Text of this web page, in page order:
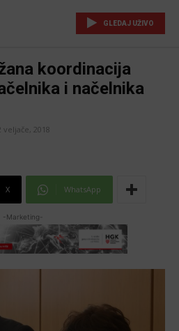
GLEDAJ UŽIVO
koordinacija
i načelnika
veljače, 2018
X WhatsApp
-Marketing-